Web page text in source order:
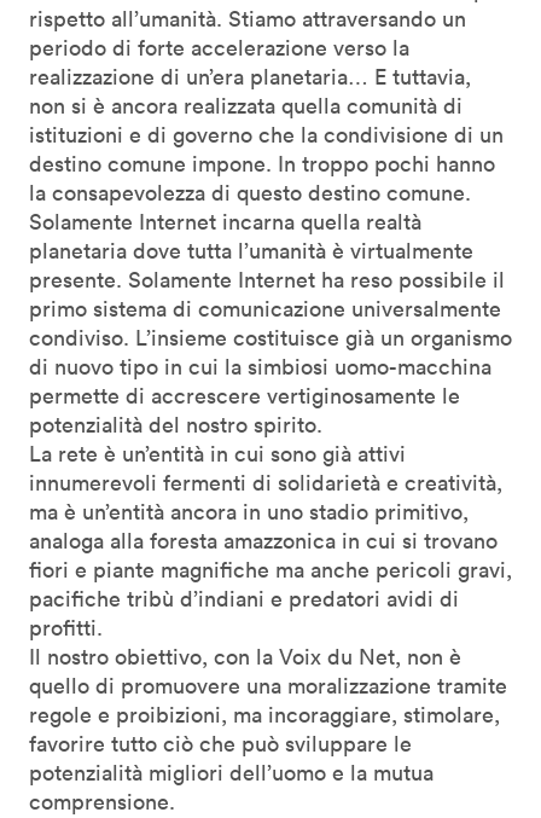
rispetto all’umanità. Stiamo attraversando un
periodo di forte accelerazione verso la
realizzazione di un’era planetaria… E tuttavia,
non si è ancora realizzata quella comunità di
istituzioni e di governo che la condivisione di un
destino comune impone. In troppo pochi hanno
la consapevolezza di questo destino comune.
Solamente Internet incarna quella realtà
planetaria dove tutta l’umanità è virtualmente
presente. Solamente Internet ha reso possibile il
primo sistema di comunicazione universalmente
condiviso. L’insieme costituisce già un organismo
di nuovo tipo in cui la simbiosi uomo-macchina
permette di accrescere vertiginosamente le
potenzialità del nostro spirito.
La rete è un’entità in cui sono già attivi
innumerevoli fermenti di solidarietà e creatività,
ma è un’entità ancora in uno stadio primitivo,
analoga alla foresta amazzonica in cui si trovano
fiori e piante magnifiche ma anche pericoli gravi,
pacifiche tribù d’indiani e predatori avidi di
profitti.
Il nostro obiettivo, con la Voix du Net, non è
quello di promuovere una moralizzazione tramite
regole e proibizioni, ma incoraggiare, stimolare,
favorire tutto ciò che può sviluppare le
potenzialità migliori dell’uomo e la mutua
comprensione.